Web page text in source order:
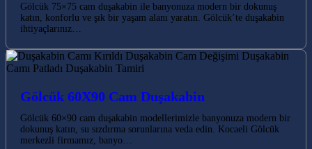
Gölcük 75×75 cam duşakabin ile banyonuza modern bir dokunuş
katın, konforlu ve şık bir yaşam alanı yaratın. Gölcük’te duşakabin
ihtiyaçlarınız…
Gölcük 60X90 Cam Duşakabin
Gölcük 60×90 cam duşakabin modellerimizle banyonuza modern bir
dokunuş katın, su sızdırma sorunlarına veda edin. Kocaeli Gölcük
merkezli firmamız, banyo…